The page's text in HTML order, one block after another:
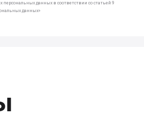
персональных данных в соответствии со статьей 9
данных»